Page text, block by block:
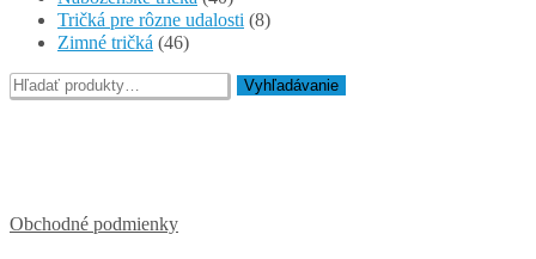
Tričká pre rôzne udalosti (8)
Zimné tričká (46)
Hľadať:
Vyhľadávanie
Obchodné podmienky